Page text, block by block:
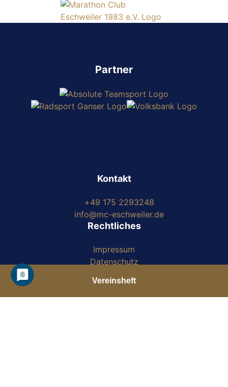
Vereinsheft
Partner
Kontakt
+49 175 2293248
info@mc-eschweiler.de
Rechtliches
Impressum
Datenschutz
Soziale Medien